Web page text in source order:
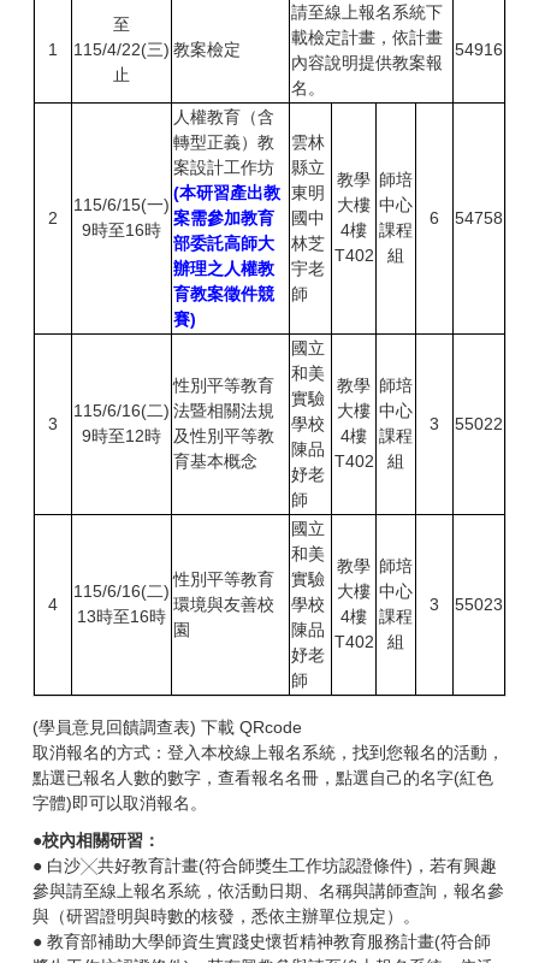
1
至
115/4/22(三)
止
教案檢定
請至線上報名系統下
載檢定計畫，依計畫
內容說明提供教案報
名。
54916
2
115/6/15(一)
9時至16時
人權教育（含
轉型正義）教
案設計工作坊
(本研習產出教
案需參加教育
部委託高師大
辦理之人權教
育教案徵件競
賽)
雲林
縣立
東明
國中
林芝
宇老
師
教學
大樓
4樓
T402
師培
中心
課程
組
6 54758
3
115/6/16(二)
9時至12時
性別平等教育
法暨相關法規
及性別平等教
育基本概念
國立
和美
實驗
學校
陳品
妤老
師
教學
大樓
4樓
T402
師培
中心
課程
組
3 55022
4
115/6/16(二)
13時至16時
性別平等教育
環境與友善校
園
國立
和美
實驗
學校
陳品
妤老
師
教學
大樓
4樓
T402
師培
中心
課程
組
3 55023
(學員意見回饋調查表) 下載 QRcode
取消報名的方式：登入本校線上報名系統，找到您報名的活動，
點選已報名人數的數字，查看報名名冊，點選自己的名字(紅色
字體)即可以取消報名。
●校內相關研習：
● 白沙╳共好教育計畫(符合師獎生工作坊認證條件)，若有興趣
參與請至線上報名系統 ，依活動日期、名稱與講師查詢，報名參
與（研習證明與時數的核發，悉依主辦單位規定）。
● 教育部補助大學師資生實踐史懷哲精神教育服務計畫(符合師